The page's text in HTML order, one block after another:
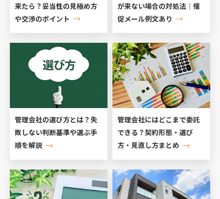
来たら？妥当性の見極め方
や交渉のポイント
が来ない場合の対処法｜催
促メール例文あり
管理会社の選び方とは？失
敗しない判断基準や選ぶ手
順を解説
管理会社にはどこまで委託
できる？契約形態・選び
方・見直し方まとめ